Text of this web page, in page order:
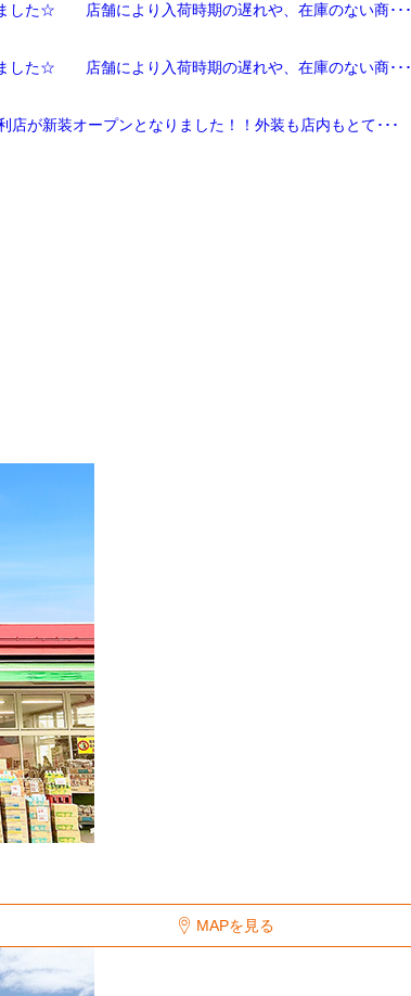
した☆ 店舗により入荷時期の遅れや、在庫のない商･･･
した☆ 店舗により入荷時期の遅れや、在庫のない商･･･
新装オープンとなりました！！外装も店内もとて･･･
MAPを見る